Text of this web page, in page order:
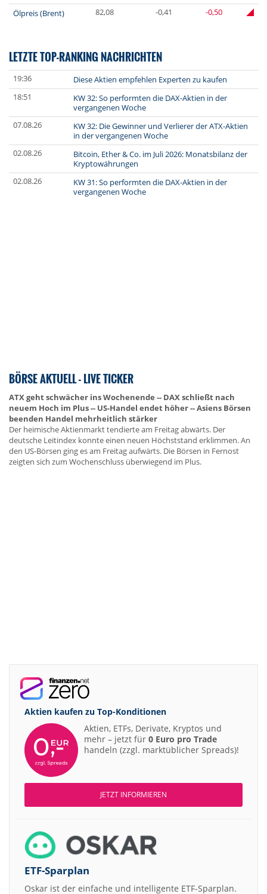
Ölpreis (Brent) 82,08 -0,41 -0,50
LETZTE TOP-RANKING NACHRICHTEN
19:36
Diese Aktien empfehlen Experten zu kaufen
18:51
KW 32: So performten die DAX-Aktien in der
vergangenen Woche
07.08.26
KW 32: Die Gewinner und Verlierer der ATX-Aktien
in der vergangenen Woche
02.08.26
Bitcoin, Ether & Co. im Juli 2026: Monatsbilanz der
Kryptowährungen
02.08.26
KW 31: So performten die DAX-Aktien in der
vergangenen Woche
BÖRSE AKTUELL - LIVE TICKER
ATX geht schwächer ins Wochenende -- DAX schließt nach
neuem Hoch im Plus -- US-Handel endet höher -- Asiens Börsen
beenden Handel mehrheitlich stärker
Der heimische Aktienmarkt tendierte am Freitag abwärts. Der
deutsche Leitindex konnte einen neuen Höchststand erklimmen. An
den US-Börsen ging es am Freitag aufwärts. Die Börsen in Fernost
zeigten sich zum Wochenschluss überwiegend im Plus.
Aktien kaufen zu Top-Konditionen
Aktien, ETFs, Derivate, Kryptos und
mehr – jetzt für 0 Euro pro Trade
handeln (zzgl. marktüblicher Spreads)!
JETZT INFORMIEREN
ETF-Sparplan
Oskar ist der einfache und intelligente ETF-Sparplan.